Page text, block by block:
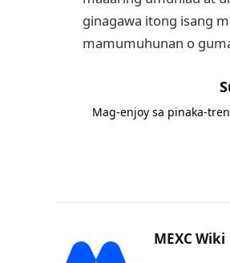
ginagawa itong isang
mamumuhunan o
Mag-enjoy sa pinaka-
MEXC Wiki